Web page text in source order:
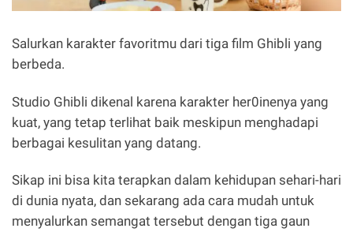
Salurkan karakter favoritmu dari tiga film Ghibli yang
berbeda.
Studio Ghibli dikenal karena karakter her0inenya yang
kuat, yang tetap terlihat baik meskipun menghadapi
berbagai kesulitan yang datang.
Sikap ini bisa kita terapkan dalam kehidupan sehari-hari
di dunia nyata, dan sekarang ada cara mudah untuk
menyalurkan semangat tersebut dengan tiga gaun